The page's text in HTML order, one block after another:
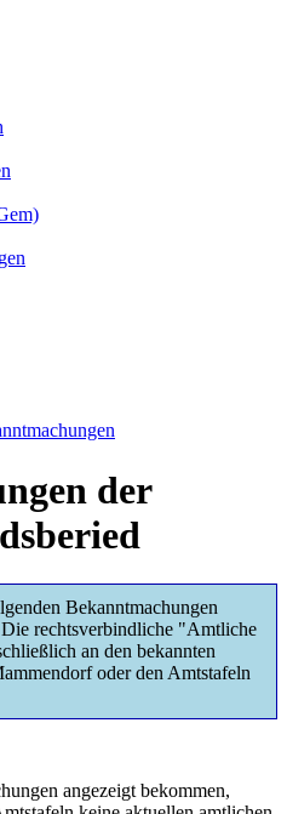
der
Bekanntmachungen
rechtsverbindliche "Amtliche
an den bekannten
oder den Amtstafeln
angezeigt bekommen,